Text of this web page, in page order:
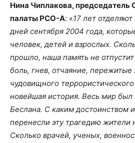
Нина Чиплакова, председатель
палаты РСО-А: «17 лет отделяют
дней сентября 2004 года,
человек, детей и взрослых.
прошло, наша память не
боль, гнев, отчаяние, пережитые
чудовищного террористического
новейшая история. Весь мир был
Беслана. С каким достоинством
перенесли эту трагедию жители
Сколько врачей, ученых,